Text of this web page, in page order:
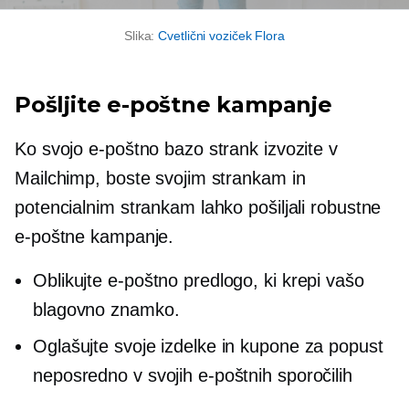
Slika:Cvetlični voziček Flora
Pošljite e-poštne kampanje
Ko svojo e-poštno bazo strank izvozite v
Mailchimp, boste svojim strankam in
potencialnim strankam lahko pošiljali robustne
e-poštne kampanje.
Oblikujte e-poštno predlogo, ki krepi vašo
blagovno znamko.
Oglašujte svoje izdelke in kupone za popust
neposredno v svojih e-poštnih sporočilih